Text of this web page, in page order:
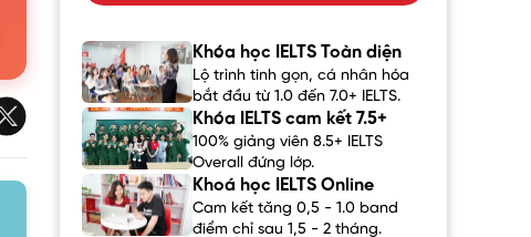
Khóa học IELTS Toàn diện
Lộ trình tinh gọn, cá nhân hóa
bắt đầu từ 1.0 đến 7.0+ IELTS.
Khóa IELTS cam kết 7.5+
100% giảng viên 8.5+ IELTS
Overall đứng lớp.
Khoá học IELTS Online
Cam kết tăng 0,5 - 1.0 band
điểm chỉ sau 1,5 - 2 tháng.